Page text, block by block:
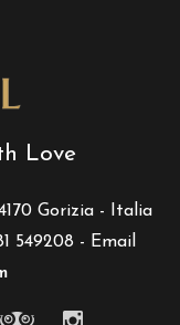
Love
Gorizia - Italia
549208 - Email